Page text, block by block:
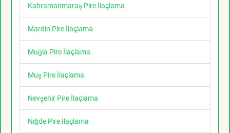
Kahramanmaraş Pire İlaçlama
Mardin Pire İlaçlama
Muğla Pire İlaçlama
Muş Pire İlaçlama
Nevşehir Pire İlaçlama
Niğde Pire İlaçlama